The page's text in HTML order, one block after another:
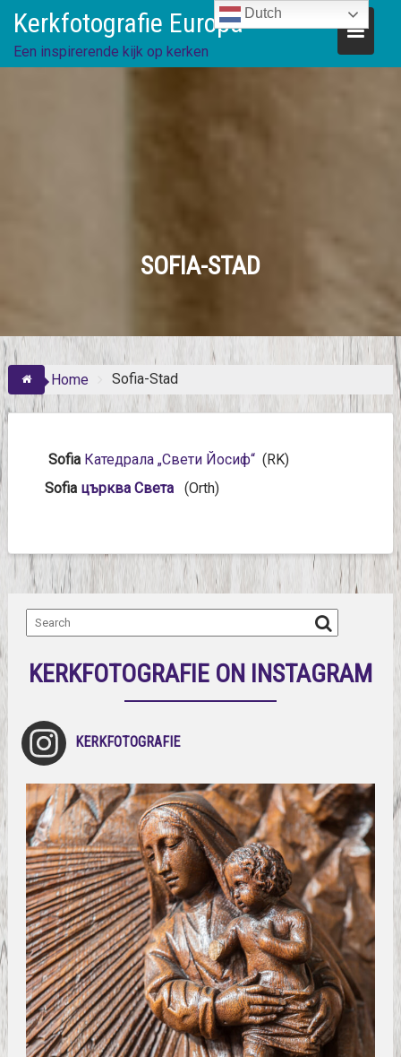
content
Kerkfotografie Europa
Een inspirerende kijk op kerken
SOFIA-STAD
Home Sofia-Stad
Sofia Катедрала „Свети Йосиф“ (RK)
Sofia църква Света (Orth)
KERKFOTOGRAFIE ON INSTAGRAM
KERKFOTOGRAFIE
Dutch